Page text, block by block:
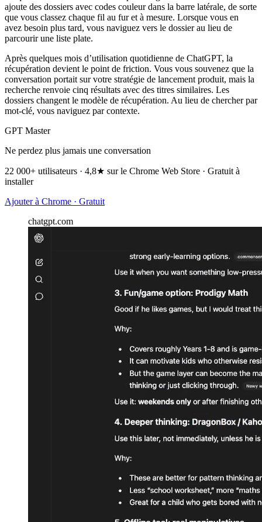
ajoute des dossiers avec codes couleur dans la barre latérale, de sorte
que vous classez chaque fil au fur et à mesure. Lorsque vous en
avez besoin plus tard, vous naviguez vers le dossier au lieu de
parcourir une liste plate.
Après quelques mois d’utilisation quotidienne de ChatGPT, la
récupération devient le point de friction. Vous vous souvenez que la
conversation portait sur votre stratégie de lancement produit, mais la
recherche renvoie cinq résultats avec des titres similaires. Les
dossiers changent le modèle de récupération. Au lieu de chercher par
mot-clé, vous naviguez par contexte.
GPT Master
Ne perdez plus jamais une conversation
22 000+ utilisateurs · 4,8★ sur le Chrome Web Store · Gratuit à
installer
Ajouter à Chrome · Gratuit
chatgpt.com